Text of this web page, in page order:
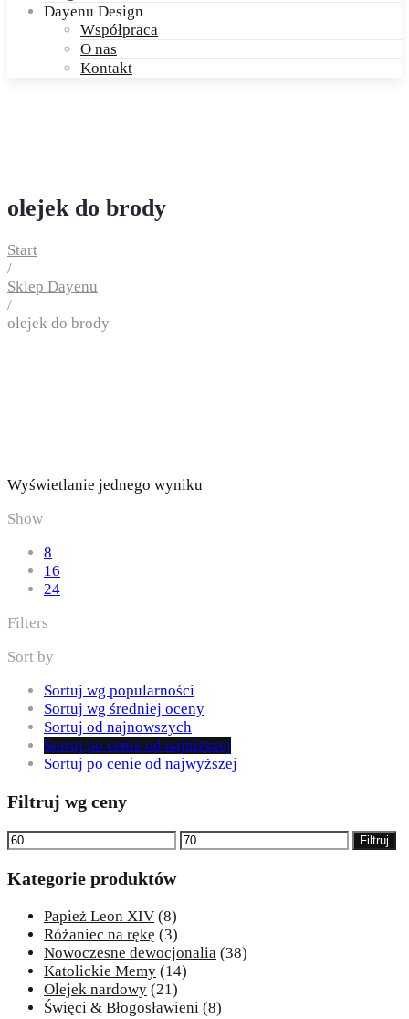
Dayenu Design
Współpraca
O nas
Kontakt
olejek do brody
Start
/
Sklep Dayenu
/
olejek do brody
Wyświetlanie jednego wyniku
Show
8
16
24
Filters
Sort by
Sortuj wg popularności
Sortuj wg średniej oceny
Sortuj od najnowszych
Sortuj po cenie od najniższej
Sortuj po cenie od najwyższej
Filtruj wg ceny
Cena
Cena
Filtruj
Kategorie produktów
Papież Leon XIV (8)
Różaniec na rękę (3)
Nowoczesne dewocjonalia (38)
Katolickie Memy (14)
Olejek nardowy (21)
Święci & Błogosławieni (8)